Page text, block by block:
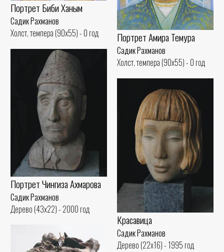
Портрет Биби Ханым
Садик Рахманов
Холст, темпера (90x55) - 0 год
Портрет Амира Темура
Садик Рахманов
Холст, темпера (90x55) - 0 год
Портрет Чингиза Ахмарова
Садик Рахманов
Дерево (43x22) - 2000 год
Красавица
Садик Рахманов
Дерево (22x16) - 1995 год